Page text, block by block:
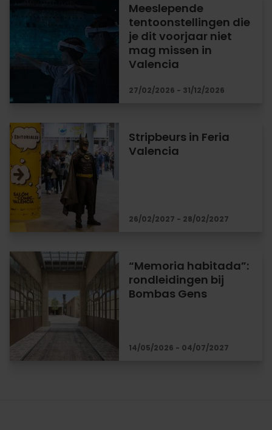
Meeslepende
tentoonstellingen die
je dit voorjaar niet
mag missen in
Valencia
27/02/2026 - 31/12/2026
Stripbeurs in Feria
Valencia
26/02/2027 - 28/02/2027
“Memoria habitada”:
rondleidingen bij
Bombas Gens
14/05/2026 - 04/07/2027